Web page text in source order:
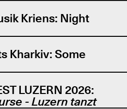
Kriens: Night
Kharkiv: Some
LUZERN 2026:
- Luzern tanzt